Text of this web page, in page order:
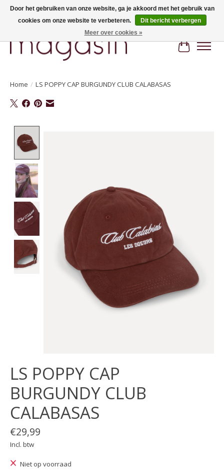
Hi, nice to meet you! Welcome to MAGASIN. Gratis verzending vanaf €100
Home / LS POPPY CAP BURGUNDY CLUB CALABASAS
LS POPPY CAP
BURGUNDY CLUB
CALABASAS
€29,99
Incl. btw
Niet op voorraad
Door het gebruiken van onze website, ga je akkoord met het gebruik van
cookies om onze website te verbeteren.
Dit bericht verbergen
Meer over cookies »